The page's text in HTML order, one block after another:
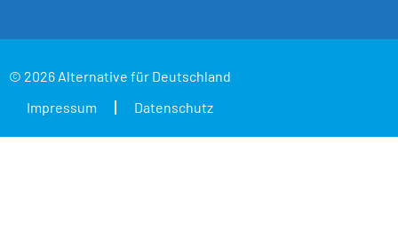
© 2026 Alternative für Deutschland
Impressum
Datenschutz